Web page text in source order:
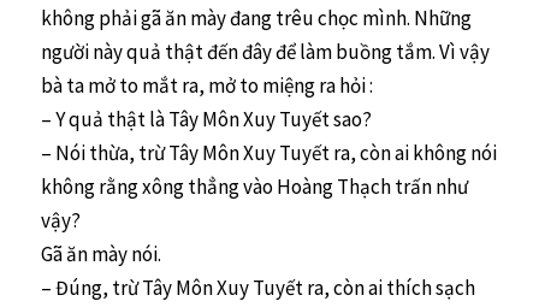
không phải gã ăn mày đang trêu chọc mình. Những
người này quả thật đến đây để làm buồng tắm. Vì vậy
bà ta mở to mắt ra, mở to miệng ra hỏi :
– Y quả thật là Tây Môn Xuy Tuyết sao?
– Nói thừa, trừ Tây Môn Xuy Tuyết ra, còn ai không nói
không rằng xông thẳng vào Hoàng Thạch trấn như
vậy?
Gã ăn mày nói.
– Đúng, trừ Tây Môn Xuy Tuyết ra, còn ai thích sạch